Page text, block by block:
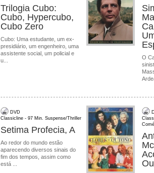
Trilogia Cubo:
Cubo, Hypercubo,
Cubo Zero
Cubo: Uma estudante, um ex-
presidiário, um engenheiro, uma
assistente social, um policial e
u...
O
DVD
Classicline - 97 Min. Suspense/Thriller
Setima Profecia, A
Ao redor do mundo estão
aparecendo diversos sinais do
fim dos tempos, assim como
está ...